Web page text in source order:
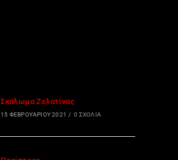
Σκάλωμα Ζελατίνας
15 ΦΕΒΡΟΥΑΡΊΟΥ 2021 / 0 ΣΧΌΛΙΑ